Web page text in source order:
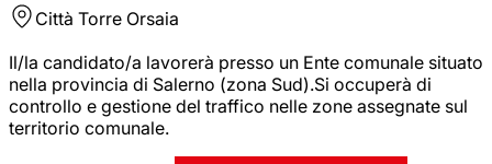
Città Torre Orsaia
Il/la candidato/a lavorerà presso un Ente comunale situato
nella provincia di Salerno (zona Sud).Si occuperà di
controllo e gestione del traffico nelle zone assegnate sul
territorio comunale.